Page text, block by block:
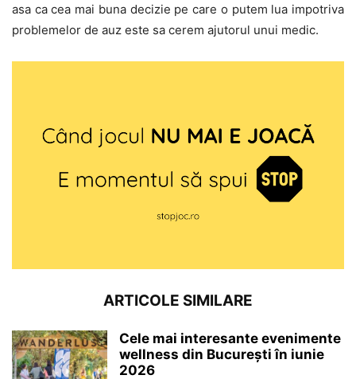
asa ca cea mai buna decizie pe care o putem lua impotriva
problemelor de auz este sa cerem ajutorul unui medic.
ARTICOLE SIMILARE
Cele mai interesante evenimente
wellness din București în iunie
2026